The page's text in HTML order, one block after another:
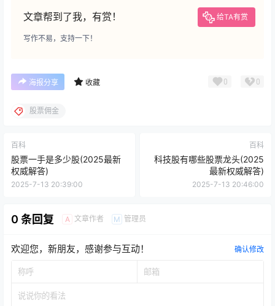
文章帮到了我，有赏！ 给TA有赏
写作不易，支持一下！
海报分享 收藏 0 0
股票佣金
百科
股票一手是多少股(2025最新
权威解答)
2025-7-13 20:39:00
百科
科技股有哪些股票龙头(2025
最新权威解答)
2025-7-13 20:46:00
0 条回复 A 文章作者 M 管理员
欢迎您，新朋友，感谢参与互动！ 确认修改